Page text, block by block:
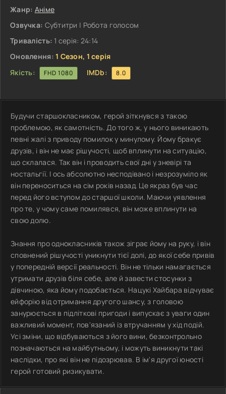
Жанр: Аніме
Озвучка: Субтитри | Робота голосом
Тривалість: 1 серія: 24:14
Оновлення: 1 Сезон, 1 серія
Якість:
FHD 1080 IMDb: 8.0
Будучи старшокласником, герой зіткнувся з такою
проблемою, як самотність. До того ж, у нього виникають
певні жалі з приводу помилок у минулому. Йому бракує
друзів, і він не має рішучості, щоб вплинути на ситуацію,
що склалася. Так він і проводить свої дні у зневірі та
ностальгії. І ось абсолютно несподівано і незрозуміло як
він переноситься на сім років назад. Це якраз був час
перед його вступом до старшої школи. Маючи уявлення
про те, у чому саме помилявся, він може вплинути на
свою долю.
Знання про однокласників також зіграє йому на руку, і він
сповнений рішучості уникнути тієї долі, до якої себе привів
у попередній версії реальності. Він не тільки намагається
утримати друзів біля себе, але й завести стосунки з
дівчиною, яка йому подобається. Нацукі Хайбара відчуває
ейфорію від отримання другого шансу, з головою
занурюється в підліткові пригоди і випускає з уваги один
важливий момент, пов'язаний із втручанням у хід подій.
Усі зміни, що відбуваються з його вини, безконтрольно
позначаються на майбутньому, і можуть виникнути такі
наслідки, про які він не підозрював. В ім'я другої юності
герой готовий ризикувати.